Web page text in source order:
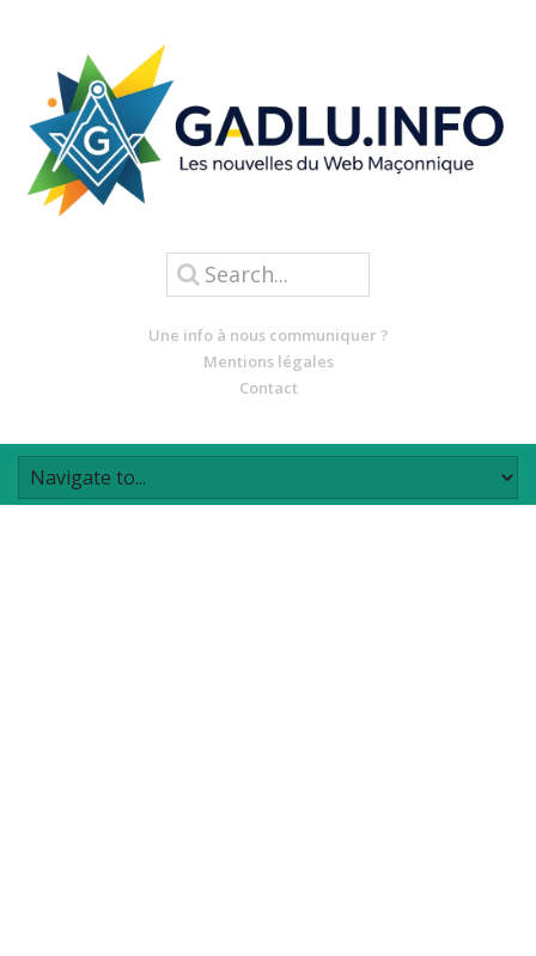
Une info à nous communiquer ?
Mentions légales
Contact